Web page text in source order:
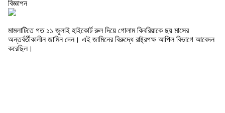
বিজ্ঞাপন
মামলাটিতে গত ১১ জুলাই হাইকোর্ট রুল দিয়ে গোলাম কিবরিয়াকে ছয় মাসের
অন্তর্বর্তীকালীন জামিন দেন। এই জামিনের বিরুদ্ধে রাষ্ট্রপক্ষ আপিল বিভাগে আবেদন
করেছিল।